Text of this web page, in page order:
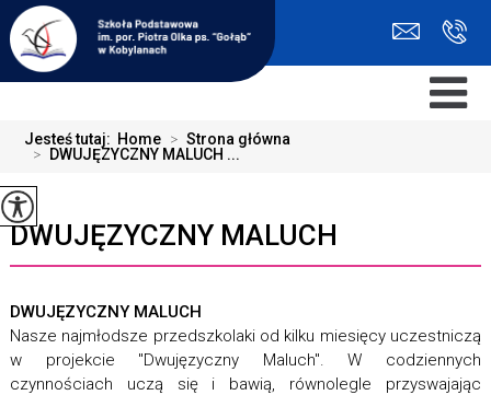
Jesteś tutaj: Home > Strona główna
>
DWUJĘZYCZNY MALUCH ...
DWUJĘZYCZNY MALUCH
DWUJĘZYCZNY MALUCH
Nasze najmłodsze przedszkolaki od kilku miesięcy uczestniczą
w projekcie "Dwujęzyczny Maluch". W codziennych
czynnościach uczą się i bawią, równolegle przyswajając